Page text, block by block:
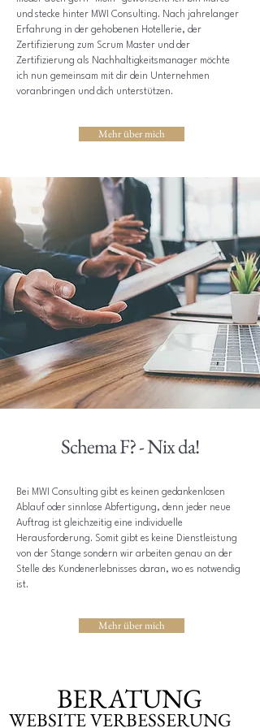
und stecke hinter MWI Consulting. Nach jahrelanger
Erfahrung in der gehobenen Hotellerie, der
Zertifizierung zum Scrum Master und der
Zertifizierung als Nachhaltigkeitsmanager möchte
ich nun gemeinsam mit dir dein Unternehmen
voranbringen und dich unterstützen.
Mehr über mich
Schema F? - Nix da!
Bei MWI Consulting gibt es keinen gedankenlosen
Ablauf oder sinnlose Abfertigung, denn jeder neue
Auftrag ist gleichzeitig eine individuelle
Herausforderung. Somit gibt es keine Dienstleistung
von der Stange sondern wir arbeiten genau an der
Stelle des Kundenerlebnisses daran, wo es notwendig
ist.
Mehr über mich
WEBSITE VERBESSERUNG
WEBSITE VERBESSERUNG
BERATUNG
BERATUNG